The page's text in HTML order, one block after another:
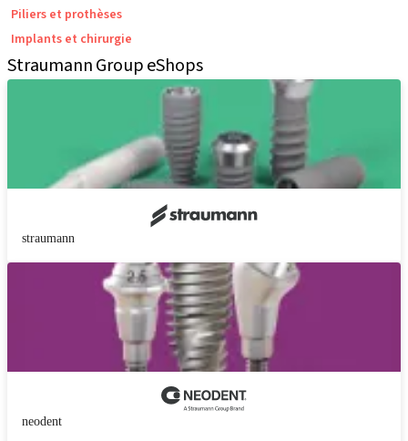
Piliers et prothèses
Implants et chirurgie
Straumann Group eShops
straumann
neodent